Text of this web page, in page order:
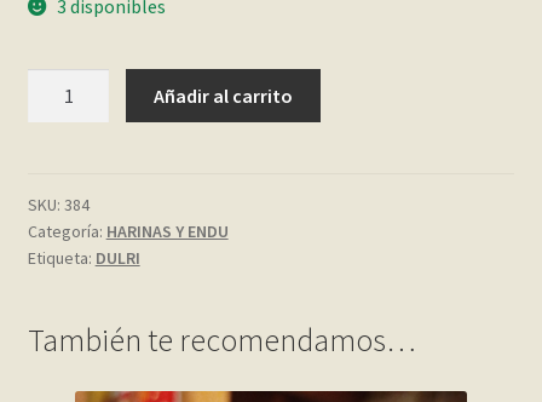
Sample Page
3 disponibles
DULRI
cantidad
Añadir al carrito
SKU: 384
Categoría: HARINAS Y ENDU
Etiqueta: DULRI
También te recomendamos…